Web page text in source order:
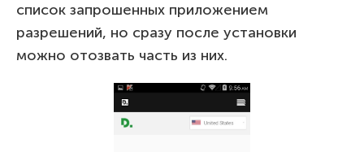
список запрошенных приложением
разрешений, но сразу после установки
можно отозвать часть из них.